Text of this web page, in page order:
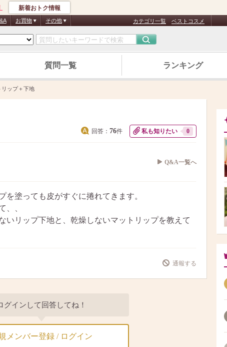
新着おトク情報
お買物 その他 カテゴリ一覧 ベストコスメ
質問一覧 ランキング
リップ＋下地
回答： 76件 私も知りたい 0
Q&A一覧へ
を塗っても皮がすぐに捲れてきます。
、、
いリップ下地と、乾燥しないマットリップを教えて
通報する
グインして回答してね！
メンバー登録 / ログイン